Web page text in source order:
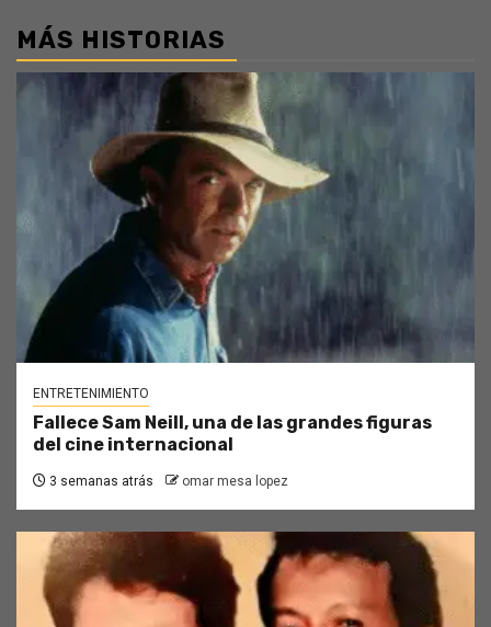
MÁS HISTORIAS
ENTRETENIMIENTO
Fallece Sam Neill, una de las grandes figuras
del cine internacional
3 semanas atrás omar mesa lopez